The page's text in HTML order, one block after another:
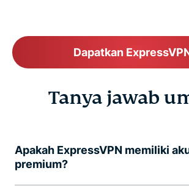
Dapatkan
Tanya jawab
Apakah ExpressVPN memiliki
premium?